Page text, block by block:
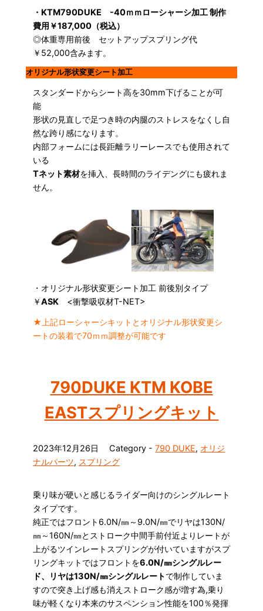
・KTM790DUKE -40ｍｍローシャーシ加工 制作
費用￥187,000（税込）
◎体重専用前後 セットアップスプリング代
￥52,000含みます。
オリジナル形状変更シート加工
スタンダードからシート高を30mm下げることが可
能
形状の見直しで足つき時の内腿のストレスをなくし自
然な跨り感になります。
内部フォームには長距離ラリーレースでも使用されて
いる
Tネット素材を挿入、長時間のライデングにも疲れま
せん。
・オリジナル形状変更シート加工 前後別タイプ
￥ASK <衝撃吸収材T-NET>
★上記ローシャーシキットとオリジナル形状変更シ
ートの装着で70ｍｍ調整が可能です
790DUKE KTM KOBE
EASTスプリングキット
2023年12月26日 Category -790 DUKE, オリジ
ナルパーツ, スプリング
乗り味が硬いと感じるライダー向けのシングルレート
タイプです。
純正ではフロント6.0N/㎜～9.0N/㎜でリヤは130N/
㎜～160N/㎜とストローク中間手前付近よりレートが
上がるツインレートスプリングが付いていますがスプ
リングキットではフロントを6.0N/㎜シングルレー
ド、リヤは130N/㎜シングルレートで制作していま
すので突き上げ感も消えストローク感が増す為,乗り
味が軽くなり本来のサスペンション性能を100％発揮